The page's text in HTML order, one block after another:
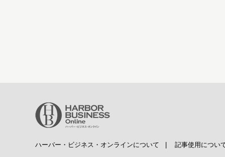
ハーバー・ビジネス・オンラインについて 記事使用につい